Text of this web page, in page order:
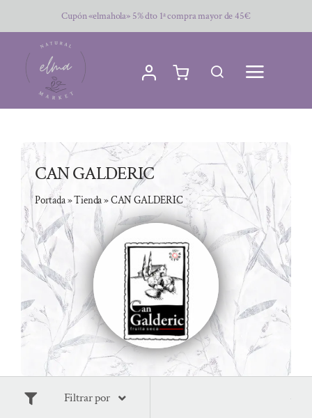
al
contenido
Cupón «elmahola» 5% dto 1ª compra mayor de 45€
CAN GALDERIC
Portada»Tienda»CAN GALDERIC
Filtrar por